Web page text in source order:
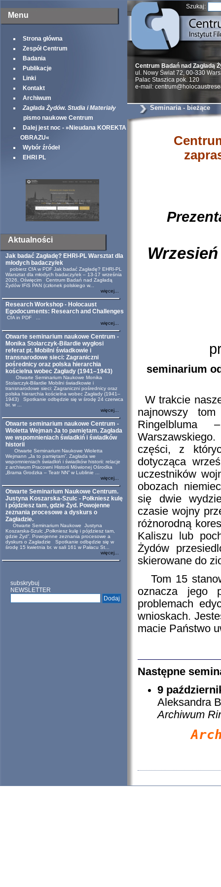
Menu
Strona główna
Zespół Centrum
Badania
Publikacje
Linki
Kontakt
Archiwum
Zagłada Żydów. Studia i Materiały
pismo naukowe Centrum
Dalej jest noc - »Nieudana KOREKTA
OBRAZU«
Wybór źródeł
EHRI PL
Aktualności
Jak badać Zagładę? EHRI-PL Warsztat dla
młodych badaczy/ek
pobierz CfA w PDF Jak badać Zagładę? EHRI-PL
Warsztat dla młodych badaczy/ek – 13-17 września
2026, Oświęcim Centrum Badań nad Zagładą
Żydów IFiS PAN (członek polskiego w...
więcej...
Research Workshop - Holocaust
Egodocuments: Research and Challenges
CfA in PDF ...
więcej...
Otwarte seminarium naukowe Centrum -
Monika Stolarczyk-Bilardie wygłosi
referat pt. Mobilni świadkowie i
transnarodowe sieci: Zagraniczni
pośrednicy oraz polska hierarchia
kościelna wobec Zagłady (1941–1943)
Otwarte Seminarium Naukowe Monika
Stolarczyk-Bilardie Mobilni świadkowie i
transnarodowe sieci: Zagraniczni pośrednicy oraz
polska hierarchia kościelna wobec Zagłady (1941–
1943) Spotkanie odbędzie się w środę 24 czerwca
br. w ...
więcej...
Otwarte seminarium naukowe Centrum -
Wioletta Wejman Ja to pamiętam. Zagłada
we wspomnieniach świadkiń i świadków
historii
Otwarte Seminarium Naukowe Wioletta
Wejmann „Ja to pamiętam”. Zagłada we
wspomnieniach świadkiń i świadków historii: relacje
z archiwum Pracowni Historii Mówionej Ośrodka
„Brama Grodzka – Teatr NN” w Lublinie ...
więcej...
Otwarte Seminarium Naukowe Centrum.
Justyna Koszarska-Szulc - Połkniesz kulę
i pójdziesz tam, gdzie Żyd. Powojenne
zeznania procesowe a dyskurs o
Zagładzie.
Otwarte Seminarium Naukowe Justyna
Koszarska-Szulc „Połkniesz kulę i pójdziesz tam,
gdzie Żyd”. Powojenne zeznania procesowe a
dyskurs o Zagładzie Spotkanie odbędzie się w
środę 15 kwietnia br. w sali 161 w Pałacu St...
więcej...
subskrybuj
NEWSLETTER
Szukaj:
Centrum Badań nad Zagładą
ul. Nowy Świat 72, 00-330
Palac Staszica pok. 120
e-mail:
Seminaria - bieżące
seminarium
W trakcie
najnowszy
Ringelbluma
części, z
dotycząca
uczestników
obozach
się dwie
czasie wojny
różnorodną
Kaliszu lub
Żydów
skierowane do
Tom 15
oznacza jego
problemach
wnioskach.
macie Państwo
Następne
9
Aleksandra
Archiwum